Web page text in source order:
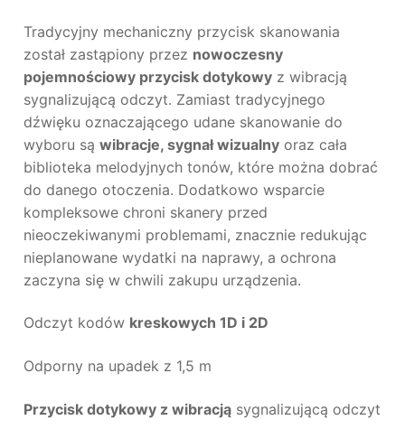
Tradycyjny mechaniczny przycisk skanowania
został zastąpiony przez nowoczesny
pojemnościowy przycisk dotykowy z wibracją
sygnalizującą odczyt. Zamiast tradycyjnego
dźwięku oznaczającego udane skanowanie do
wyboru są wibracje, sygnał wizualny oraz cała
biblioteka melodyjnych tonów, które można dobrać
do danego otoczenia. Dodatkowo wsparcie
kompleksowe chroni skanery przed
nieoczekiwanymi problemami, znacznie redukując
nieplanowane wydatki na naprawy, a ochrona
zaczyna się w chwili zakupu urządzenia.
Odczyt kodów kreskowych 1D i 2D
Odporny na upadek z 1,5 m
Przycisk dotykowy z wibracją sygnalizującą odczyt